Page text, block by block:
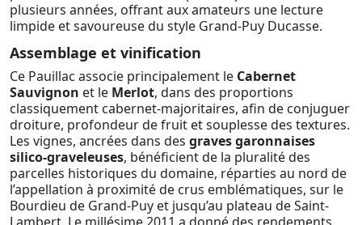
plusieurs années, offrant aux amateurs une lecture
limpide et savoureuse du style Grand-Puy Ducasse.
Assemblage et vinification
Ce Pauillac associe principalement le Cabernet
Sauvignon et le Merlot, dans des proportions
classiquement cabernet-majoritaires, afin de conjuguer
droiture, profondeur de fruit et souplesse des textures.
Les vignes, ancrées dans des graves garonnaises
silico-graveleuses, bénéficient de la pluralité des
parcelles historiques du domaine, réparties au nord de
l’appellation à proximité de crus emblématiques, sur le
Bourdieu de Grand-Puy et jusqu’au plateau de Saint-